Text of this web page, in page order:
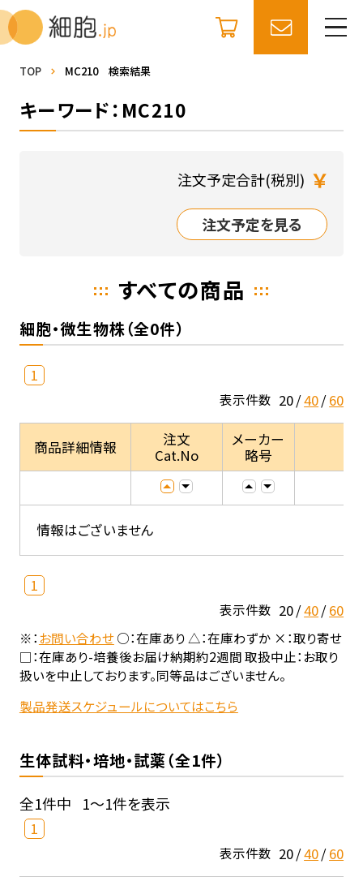
TOP MC210 検索結果
キーワード：MC210
注文予定合計(税別) ￥
注文予定を見る
すべての商品
細胞・微生物株（全0件）
1
表示件数 20 40 60
商品詳細情報
注文
Cat.No
メーカー
略号
情報はございません
1
表示件数 20 40 60
※：お問い合わせ○：在庫あり △：在庫わずか ×：取り寄せ
□：在庫あり-培養後お届け納期約2週間 取扱中止：お取り
扱いを中止しております。同等品はございません。
製品発送スケジュールについてはこちら
生体試料・培地・試薬（全1件）
全1件中 1～1件を表示
1
表示件数 20 40 60